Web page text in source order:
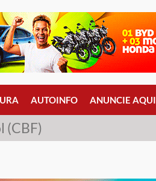
AUTOINFO ANUNCIE AQUI
(CBF)